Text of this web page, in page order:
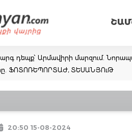
դեպք՝ Արմավիրի մարզում.
ՖՈՏՈՌԵՊՈՐՏԱԺ, ՏԵՍԱՆՅՈւԹ
20:50 15-08-2024